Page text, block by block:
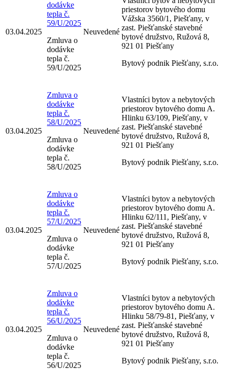
03.04.2025
dodávke
tepla č.
59/U/2025
Zmluva o
dodávke
tepla č.
59/U/2025
Neuvedené
priestorov bytového domu
Vážska 3560/1, Piešťany, v
zast. Piešťanské stavebné
bytové družstvo, Ružová 8,
921 01 Piešťany
Bytový podnik Piešťany, s.r.o.
03.04.2025
Zmluva o
dodávke
tepla č.
58/U/2025
Zmluva o
dodávke
tepla č.
58/U/2025
Neuvedené
Vlastníci bytov a nebytových
priestorov bytového domu A.
Hlinku 63/109, Piešťany, v
zast. Piešťanské stavebné
bytové družstvo, Ružová 8,
921 01 Piešťany
Bytový podnik Piešťany, s.r.o.
03.04.2025
Zmluva o
dodávke
tepla č.
57/U/2025
Zmluva o
dodávke
tepla č.
57/U/2025
Neuvedené
Vlastníci bytov a nebytových
priestorov bytového domu A.
Hlinku 62/111, Piešťany, v
zast. Piešťanské stavebné
bytové družstvo, Ružová 8,
921 01 Piešťany
Bytový podnik Piešťany, s.r.o.
03.04.2025
Zmluva o
dodávke
tepla č.
56/U/2025
Zmluva o
dodávke
tepla č.
56/U/2025
Neuvedené
Vlastníci bytov a nebytových
priestorov bytového domu A.
Hlinku 58/79-81, Piešťany, v
zast. Piešťanské stavebné
bytové družstvo, Ružová 8,
921 01 Piešťany
Bytový podnik Piešťany, s.r.o.